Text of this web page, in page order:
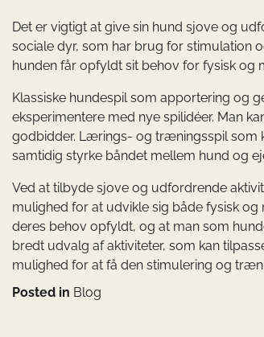
Det er vigtigt at give sin hund sjove og
sociale dyr, som har brug for stimulation
hunden får opfyldt sit behov for fysisk og
Klassiske hundespil som apportering og
eksperimentere med nye spilidéer. Man
godbidder. Lærings- og træningsspil som
samtidig styrke båndet mellem hund og
Ved at tilbyde sjove og udfordrende
mulighed for at udvikle sig både fysisk
deres behov opfyldt, og at man som
bredt udvalg af aktiviteter, som kan
mulighed for at få den stimulering og
Posted in Blog